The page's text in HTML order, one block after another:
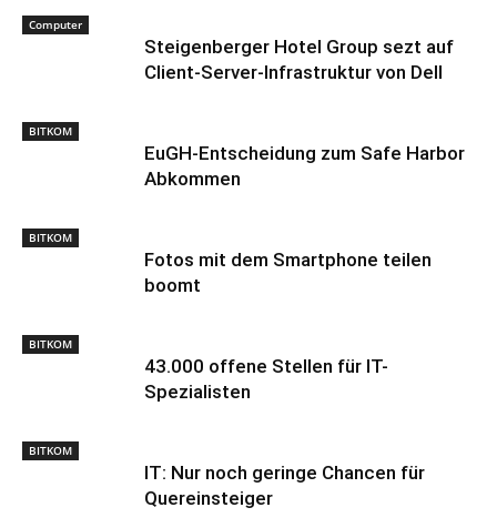
Computer
Steigenberger Hotel Group sezt auf
Client-Server-Infrastruktur von Dell
BITKOM
EuGH-Entscheidung zum Safe Harbor
Abkommen
BITKOM
Fotos mit dem Smartphone teilen
boomt
BITKOM
43.000 offene Stellen für IT-
Spezialisten
BITKOM
IT: Nur noch geringe Chancen für
Quereinsteiger